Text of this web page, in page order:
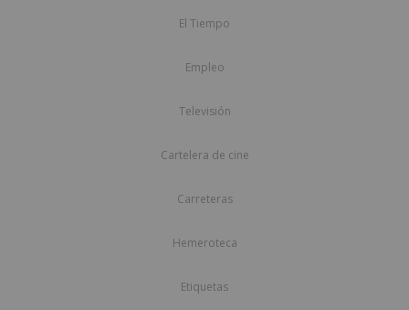
El Tiempo
Empleo
Televisión
Cartelera de cine
Carreteras
Hemeroteca
Etiquetas